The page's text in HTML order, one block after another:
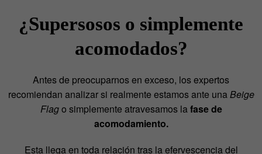
¿Supersosos o simplemente
acomodados?
Antes de preocuparnos en exceso, los expertos
recomiendan analizar si realmente estamos ante una Beige
Flago simplemente atravesamos la fase de
acomodamiento.
Esta llega en toda relación tras la efervescencia del